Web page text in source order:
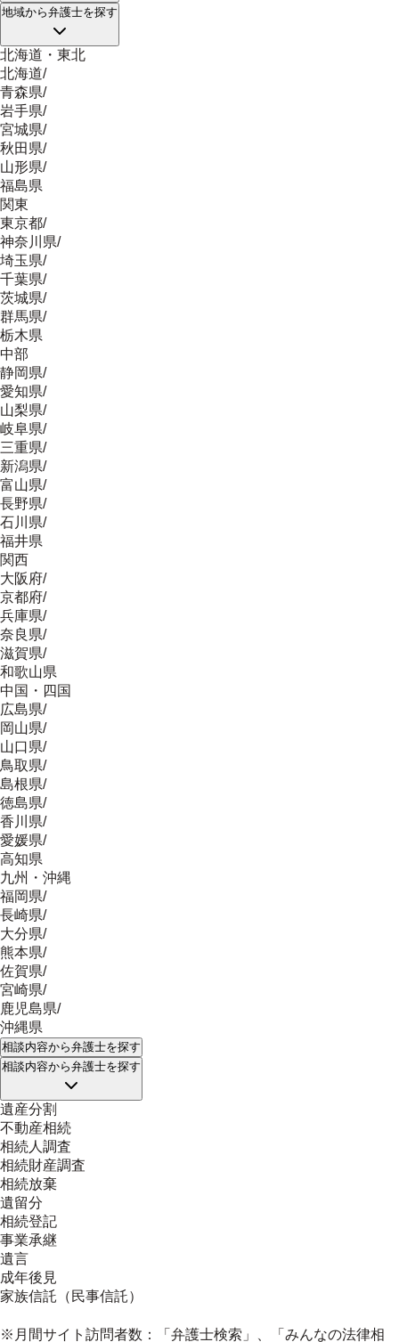
地域から弁護士を探す
北海道・東北
北海道/
青森県/
岩手県/
宮城県/
秋田県/
山形県/
福島県
関東
東京都/
神奈川県/
埼玉県/
千葉県/
茨城県/
群馬県/
栃木県
中部
静岡県/
愛知県/
山梨県/
岐阜県/
三重県/
新潟県/
富山県/
長野県/
石川県/
福井県
関西
大阪府/
京都府/
兵庫県/
奈良県/
滋賀県/
和歌山県
中国・四国
広島県/
岡山県/
山口県/
鳥取県/
島根県/
徳島県/
香川県/
愛媛県/
高知県
九州・沖縄
福岡県/
長崎県/
大分県/
熊本県/
佐賀県/
宮崎県/
鹿児島県/
沖縄県
相談内容から弁護士を探す
相談内容から弁護士を探す
遺産分割
不動産相続
相続人調査
相続財産調査
相続放棄
遺留分
相続登記
事業承継
遺言
成年後見
家族信託（民事信託）
※月間サイト訪問者数：「弁護士検索」、「みんなの法律相